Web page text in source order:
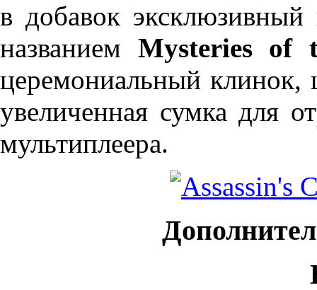
в добавок эксклюзивный
названием Mysteries of
церемониальный клинок,
увеличенная сумка для
мультиплеера.